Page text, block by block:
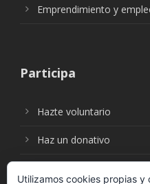
Emprendimiento y
Participa
Hazte voluntario
Haz un donativo
Utilizamos cookies propias